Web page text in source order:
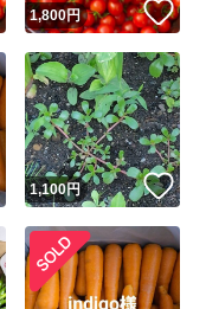
いいね！
1,800円 い
いいね！
1,100円 い